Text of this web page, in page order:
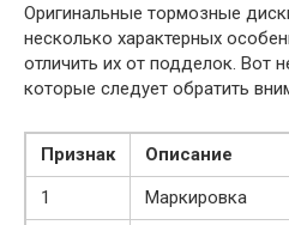
Оригинальные тормозные
несколько характерных
отличить их от подделок. Вот
которые следует обратить
Признак
Описание
1
Маркировка